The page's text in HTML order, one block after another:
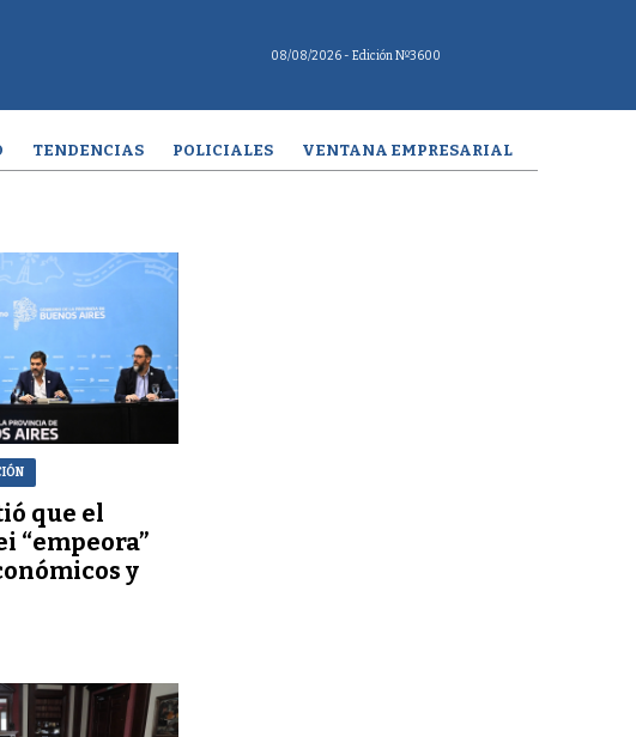
08/08/2026 - Edición Nº3600
TENDENCIAS POLICIALES VENTANA EMPRESARIAL
que el
“empeora”
y